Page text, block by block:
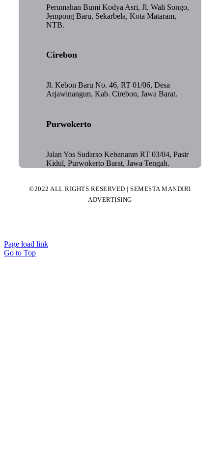
Perumahan Bumi Kodya Asri, Jl. Wali Songo,
Jempong Baru, Sekarbela, Kota Mataram,
NTB.
Cirebon
Jl. Kebon Baru No. 46, RT 01/06, Desa
Arjawinangun, Kab. Cirebon, Jawa Barat.
Purwokerto
Jalan Yos Sudarso Kebanaran RT 03/04, Pasir
Kidul, Purwokerto Barat, Jawa Tengah.
©2022 ALL RIGHTS RESERVED | SEMESTA MANDIRI
ADVERTISING
Page load link
Go to Top